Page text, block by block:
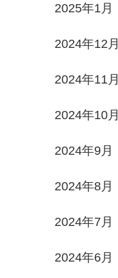
2025年1月
2024年12月
2024年11月
2024年10月
2024年9月
2024年8月
2024年7月
2024年6月